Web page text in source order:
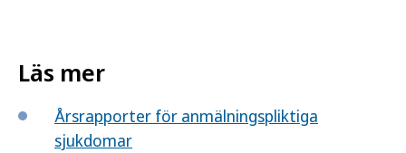
Läs mer
Årsrapporter för anmälningspliktiga
sjukdomar